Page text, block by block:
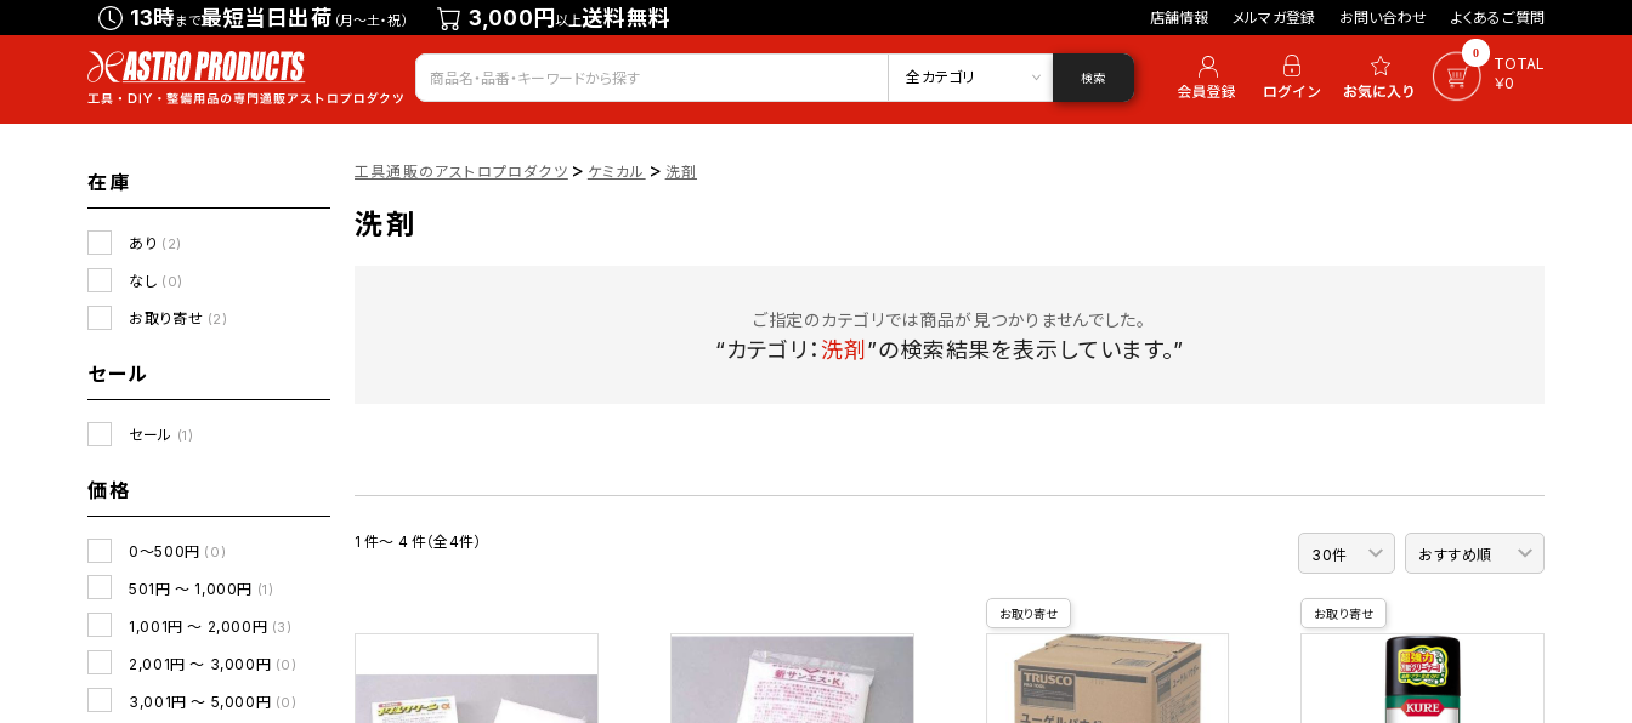
13時まで最短当日出荷 （月～土・祝） 3,000円以上送料無料 店舗情報 メルマガ登録 お問い合わせ よくあるご質問
会員登録 ログイン お気に入り 0
TOTAL
￥0
全カテゴリ 検索
在庫
あり (2)
なし (0)
お取り寄せ (2)
セール
セール (1)
価格
0～500円 (0)
501円 ～ 1,000円 (1)
1,001円 ～ 2,000円 (3)
2,001円 ～ 3,000円 (0)
3,001円 ～ 5,000円 (0)
工具通販のアストロプロダクツ > ケミカル > 洗剤
洗剤
ご指定のカテゴリでは商品が見つかりませんでした。
“カテゴリ： 洗剤 ”の検索結果を表示しています。”
1 件～ 4 件（全4件）
お取り寄せ お取り寄せ